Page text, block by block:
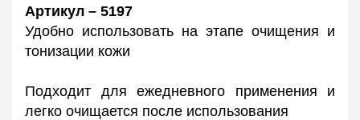
Артикул – 5197
Удобно использовать на этапе очищения и
тонизации кожи
Подходит для ежедневного применения и
легко очищается после использования